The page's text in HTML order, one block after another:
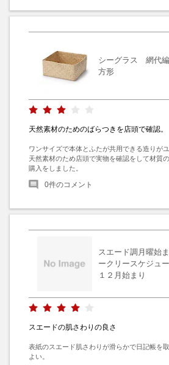
シーグラス 網代
方形
天然素材のためのばらつきを店頭で確認。
ワンサイズで本体とふたが共用できる造りが
天然素材のため店頭で実物を確認をして材質
購入をしました。
0件のコメント
スエード調月曜始
ークリースケジュ
１２月始まり
スエードの肌さわりの良さ
表紙のスエード肌さわりが滑らかで日記帳を
よい。